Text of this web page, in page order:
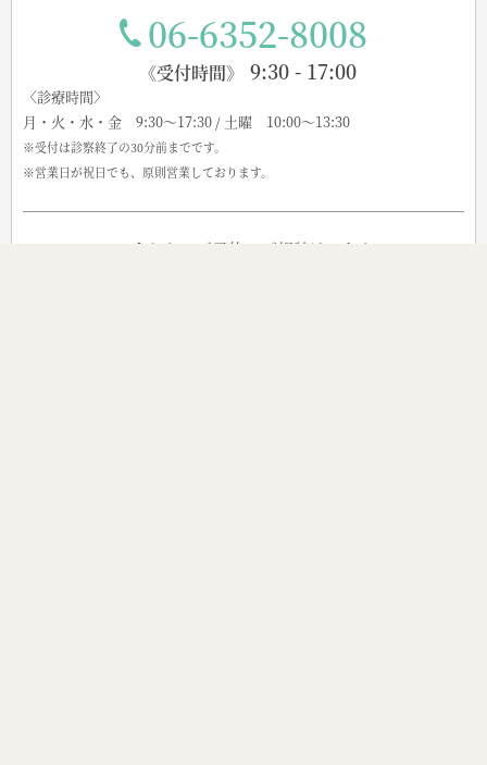
06-6352-8008
《受付時間》 9:30 - 17:00
〈診療時間〉
月・火・水・金 9:30～17:30 / 土曜 10:00～13:30
※受付は診察終了の30分前までです。
※営業日が祝日でも、原則営業しております。
Webからのご予約・ご相談はこちら